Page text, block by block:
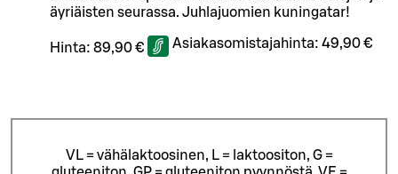
äyriäisten seurassa. Juhlajuomien kuningatar!
Hinta: 89,90 € Asiakasomistajahinta: 49,90 €
VL = vähälaktoosinen, L = laktoositon, G =